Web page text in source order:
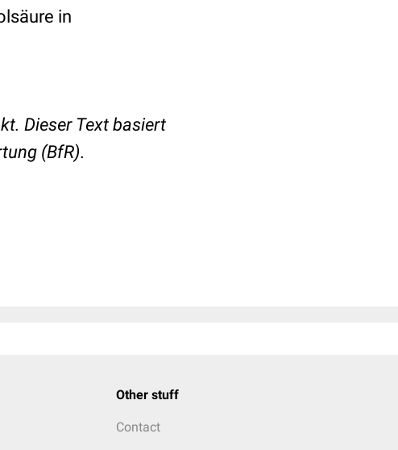
in
Dieser Text basiert
(BfR).
Other stuff
Contact